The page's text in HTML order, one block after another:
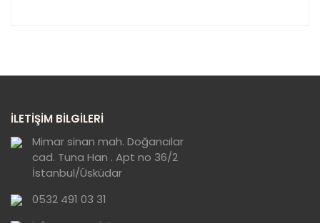
görüntülenemiyor.
Ürün açıklamasında eksik bilgiler bulunuyor.
Ürün bilgilerinde hatalar bulunuyor.
Ürün fiyatı diğer sitelerden daha pahalı.
Bu ürüne benzer farklı alternatifler olmalı.
İLETİŞİM BİLGİLERİ
Mimar sinan mah. Doğancılar
cad. Tuna Han . Apt no 36/2
İstanbul/Üsküdar
0532 491 03 31